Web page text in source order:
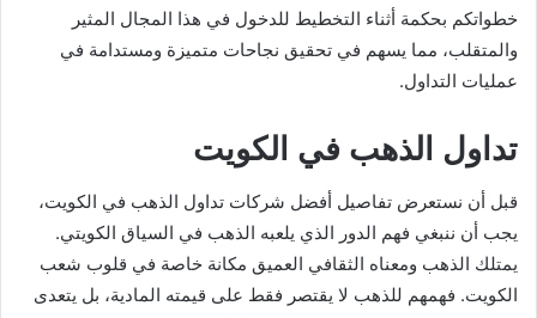
خطواتكم بحكمة أثناء التخطيط للدخول في هذا المجال المثير
والمتقلب، مما يسهم في تحقيق نجاحات متميزة ومستدامة في
عمليات التداول.
تداول الذهب في الكويت
قبل أن نستعرض تفاصيل أفضل شركات تداول الذهب في الكويت،
يجب أن ننبغي فهم الدور الذي يلعبه الذهب في السياق الكويتي.
يمتلك الذهب ومعناه الثقافي العميق مكانة خاصة في قلوب شعب
الكويت. فهمهم للذهب لا يقتصر فقط على قيمته المادية، بل يتعدى